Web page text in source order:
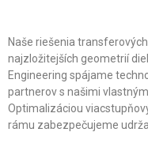
Naše riešenia
najzložitejších geometrií
Engineering spájame
partnerov s našimi
Optimalizáciou
rámu zabezpečujeme